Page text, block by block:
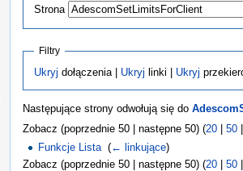
Strona
Filtry
Ukryj dołączenia | Ukryj linki | Ukryj
Następujące strony odwołują się do
Zobacz (poprzednie 50 | następne 50) (20 50
Funkcje Lista‎(← linkujące)
Zobacz (poprzednie 50 | następne 50) (20 | 50